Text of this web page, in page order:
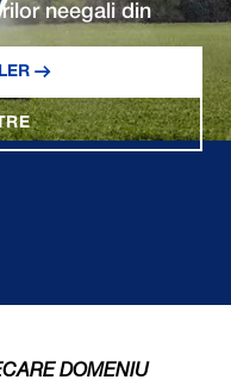
neegali din
DOMENIU